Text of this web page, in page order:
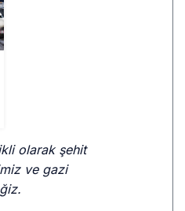
olarak şehit
ve gazi